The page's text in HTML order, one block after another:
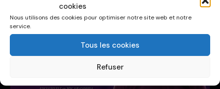
cookies
Nous utilisons des cookies pour optimiser notre site web et notre
service.
Tous les cookies
Refuser